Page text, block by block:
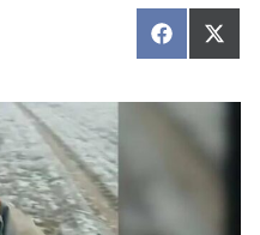
Х
у
а
а
Т
э